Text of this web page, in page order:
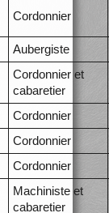
Cordonnier
Aubergiste
Cordonnier et
cabaretier
Cordonnier
Cordonnier
Cordonnier
Machiniste et
cabaretier